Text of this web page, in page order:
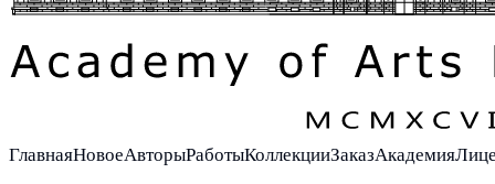
ГлавнаяНовоеАвторыРаботыКоллекцииЗаказАкадемия